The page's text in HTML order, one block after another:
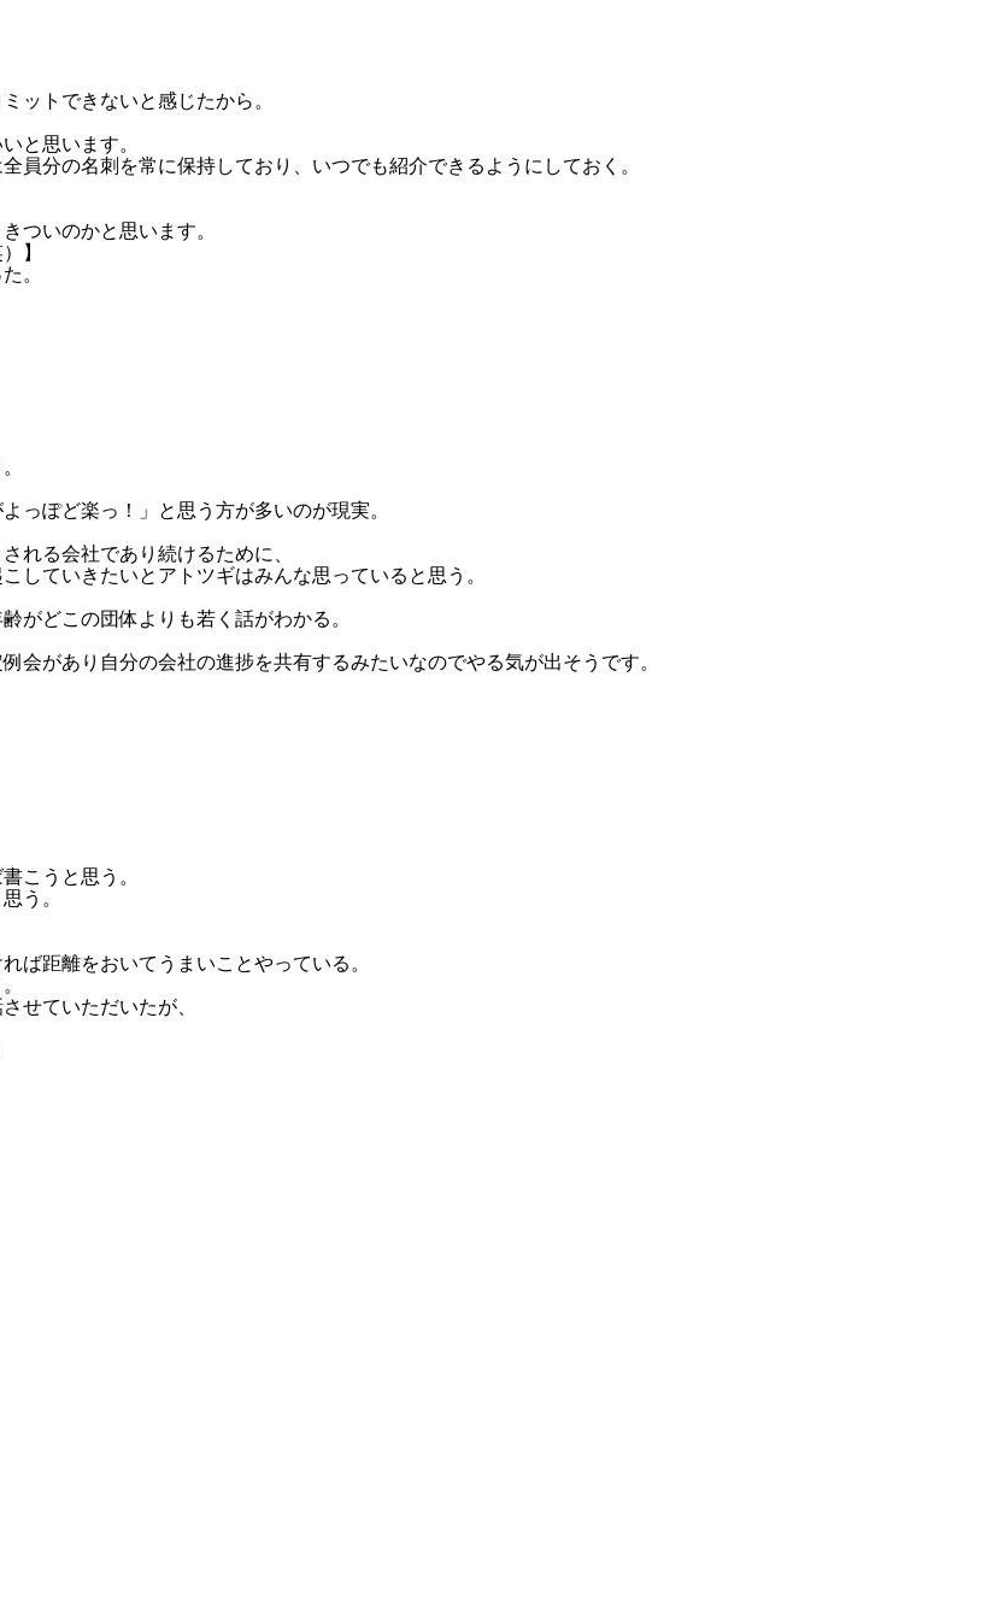
ットできないと感じたから。
と思います。
分の名刺を常に保持しており、いつでも紹介できるようにしておく。
ついのかと思います。
】
。
っぽど楽っ！」と思う方が多いのが現実。
れる会社であり続けるために、
していきたいとアトツギはみんな思っていると思う。
がどこの団体よりも若く話がわかる。
があり自分の会社の進捗を共有するみたいなのでやる気が出そうです。
こうと思う。
う。
ば距離をおいてうまいことやっている。
せていただいたが、